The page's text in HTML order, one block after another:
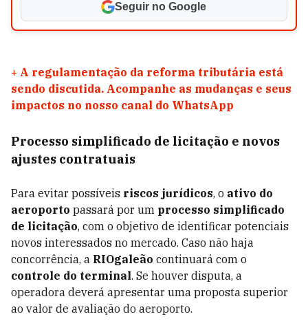
Seguir no Google
+ A regulamentação da reforma tributária está
sendo discutida. Acompanhe as mudanças e seus
impactos no nosso canal do WhatsApp
Processo simplificado de licitação e novos
ajustes contratuais
Para evitar possíveis riscos jurídicos, o ativo do
aeroporto passará por um processo simplificado
de licitação, com o objetivo de identificar potenciais
novos interessados no mercado. Caso não haja
concorrência, a RIOgaleão continuará com o
controle do terminal. Se houver disputa, a
operadora deverá apresentar uma proposta superior
ao valor de avaliação do aeroporto.